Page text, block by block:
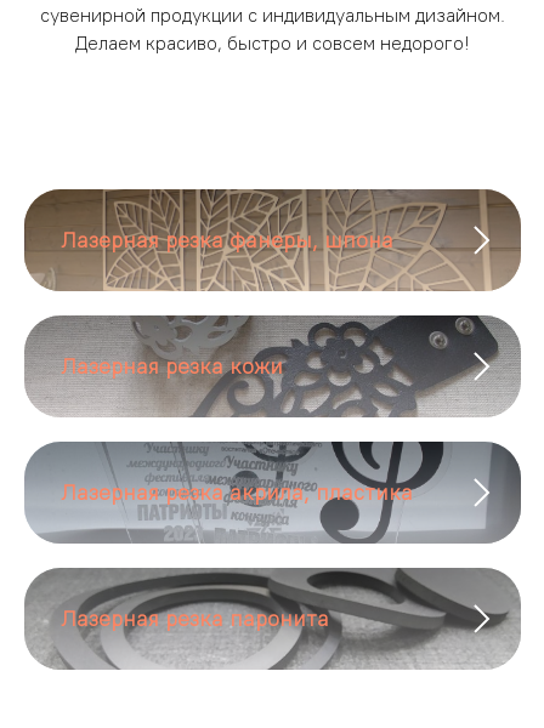
сувенирной продукции с индивидуальным дизайном.
Делаем красиво, быстро и совсем недорого!
Лазерная резка фанеры, шпона
Лазерная резка кожи
Лазерная резка акрила, пластика
Лазерная резка паронита